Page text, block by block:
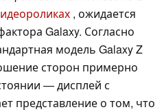
, ожидается
Galaxy. Согласно
модель Galaxy Z
сторон примерно
— дисплей с
представление о том, что